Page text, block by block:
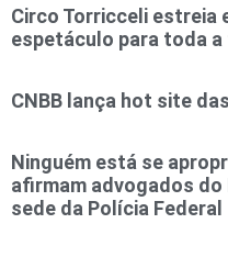
Circo Torricceli estreia
espetáculo para toda a
CNBB lança hot site
Ninguém está se
afirmam advogados
sede da Polícia Federal